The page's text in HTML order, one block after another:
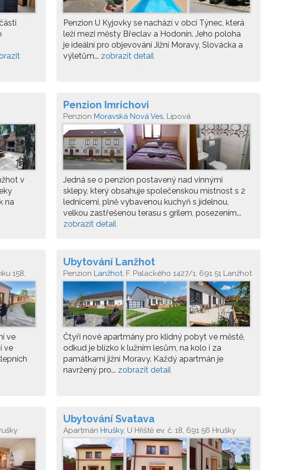
Penzion U Kyjovky se nachází v obci Týnec, která
leží mezi městy Břeclav a Hodonín. Jeho poloha
je ideální pro objevování Jižní Moravy, Slovácka a
výletům... zobrazit detail
v
na
Penzion Imrichovi
Penzion Moravská Nová Ves, Lipová
Jedná se o penzion postavený nad vinnými
sklepy, který obsahuje společenskou místnost s 2
lednicemi, plně vybavenou kuchyň s jídelnou,
velkou zastřešenou terasu s grilem, posezením...
zobrazit detail
158,
ve
ve
Ubytování Lanžhot
Penzion Lanžhot, F. Palackého 1427/1, 691 51 Lanžhot
Čtyři nové apartmány pro klidný pobyt ve městě,
odkud je blízko k lužním lesům, na kolo i za
památkami jižní Moravy. Každý apartmán je
navržený pro... zobrazit detail
Ubytování Svatava
Apartmán Hrušky, U Hřiště ev. č. 18, 691 56 Hrušky